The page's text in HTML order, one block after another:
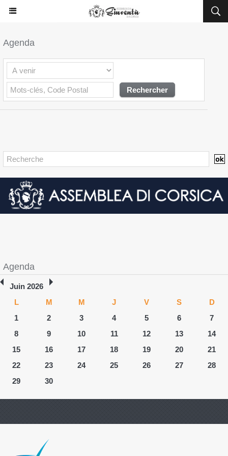
Agenda
Agenda
Juin 2026
L
M M J V S
D
1
2 3 4 5 6
7
8
9 10 11 12 13
14
15
16 17 18 19 20
21
22
23 24 25 26 27
28
29
30